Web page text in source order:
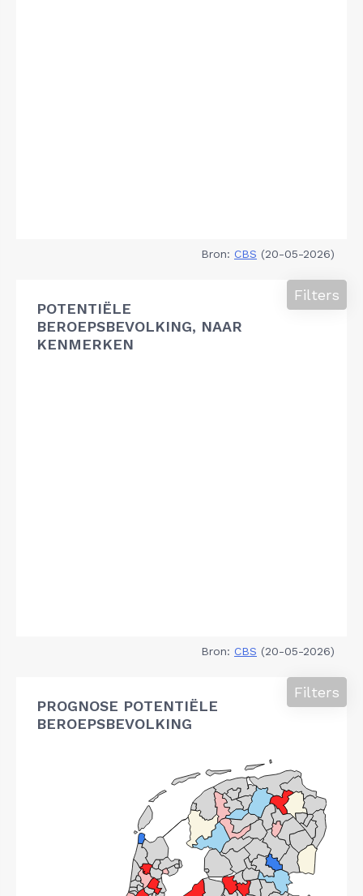
Bron: CBS (20-05-2026)
POTENTIËLE
BEROEPSBEVOLKING, NAAR
KENMERKEN
Filters
Bron: CBS (20-05-2026)
PROGNOSE POTENTIËLE
BEROEPSBEVOLKING
Filters